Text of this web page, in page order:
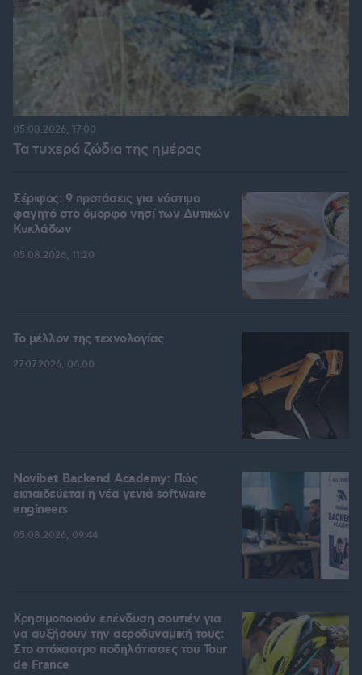
Τα τυχερά ζώδια της ημέρας
05.08.2026, 17:00
Σέριφος: 9 προτάσεις για νόστιμο
φαγητό στο όμορφο νησί των Δυτικών
Κυκλάδων
05.08.2026, 11:20
Το μέλλον της τεχνολογίας
27.07.2026, 06:00
Novibet Backend Academy: Πώς
εκπαιδεύεται η νέα γενιά software
engineers
05.08.2026, 09:44
Χρησιμοποιούν επένδυση σουτιέν για
να αυξήσουν την αεροδυναμική τους:
Στο στόχαστρο ποδηλάτισσες του Tour
de France